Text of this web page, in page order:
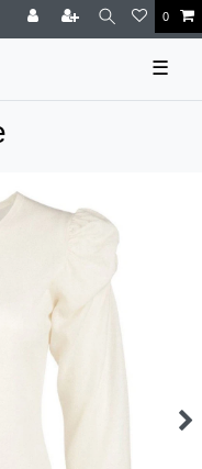
0
☰